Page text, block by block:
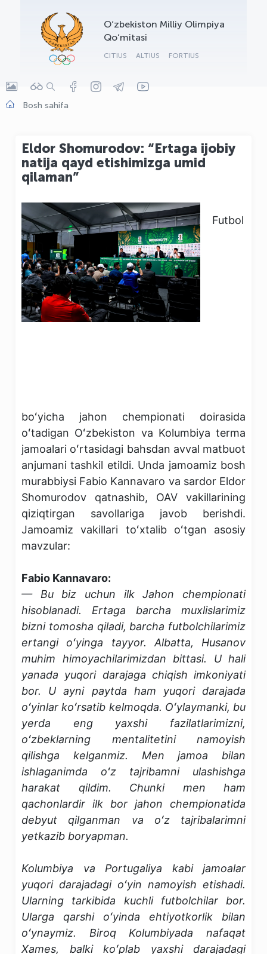
O‘zbekiston Milliy Olimpiya
Qo‘mitasi
CITIUS ALTIUS FORTIUS
Bosh sahifa
Eldor Shomurodov: “Ertaga ijobiy
natija qayd etishimizga umid
qilaman”
Futbol
boʻyicha jahon chempionati doirasida
oʻtadigan Oʻzbekiston va Kolumbiya terma
jamoalari oʻrtasidagi bahsdan avval matbuot
anjumani tashkil etildi. Unda jamoamiz bosh
murabbiysi Fabio Kannavaro va sardor Eldor
Shomurodov qatnashib, OAV vakillarining
qiziqtirgan savollariga javob berishdi.
Jamoamiz vakillari toʻxtalib oʻtgan asosiy
mavzular:
Fabio Kannavaro:
— Bu biz uchun ilk Jahon chempionati
hisoblanadi. Ertaga barcha muxlislarimiz
bizni tomosha qiladi, barcha futbolchilarimiz
ertangi oʻyinga tayyor. Albatta, Husanov
muhim himoyachilarimizdan bittasi. U hali
yanada yuqori darajaga chiqish imkoniyati
bor. U ayni paytda ham yuqori darajada
oʻyinlar koʻrsatib kelmoqda. Oʻylaymanki, bu
yerda eng yaxshi fazilatlarimizni,
oʻzbeklarning mentalitetini namoyish
qilishga kelganmiz. Men jamoa bilan
ishlaganimda oʻz tajribamni ulashishga
harakat qildim. Chunki men ham
qachonlardir ilk bor jahon chempionatida
debyut qilganman va oʻz tajribalarimni
yetkazib boryapman.
Kolumbiya va Portugaliya kabi jamoalar
yuqori darajadagi oʻyin namoyish etishadi.
Ularning tarkibida kuchli futbolchilar bor.
Ularga qarshi oʻyinda ehtiyotkorlik bilan
oʻynaymiz. Biroq Kolumbiyada nafaqat
Xames, balki koʻplab yaxshi darajadagi
OLYMPCHIK AI - yordamchi
Onlayn · olympic.uz